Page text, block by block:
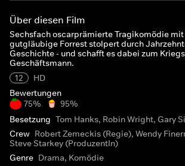
Über diesen Film
Sechsfach oscarprämierte Tragikomödie mit
gutgläubige Forrest stolpert durch
Geschichte - und schafft es dabei zum
Geschäftsmann.
12
HD
Bewertungen
75%
95%
Besetzung Tom Hanks, Robin Wright, Gary
Crew Robert Zemeckis (Regie), Wendy
Steve Starkey (ProduzentIn)
Genre Drama, Komödie